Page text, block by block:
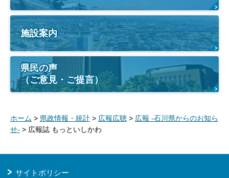
施設案内
県民の声
（ご意見・ご提言）
ホーム > 県政情報・統計 > 広報広聴 > 広報 -石川県からのお知ら
せ- > 広報誌 もっといしかわ
サイトポリシー